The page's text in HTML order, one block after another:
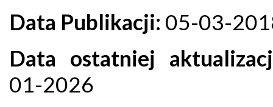
Data Publikacji: 05-03-
Data ostatniej
01-2026